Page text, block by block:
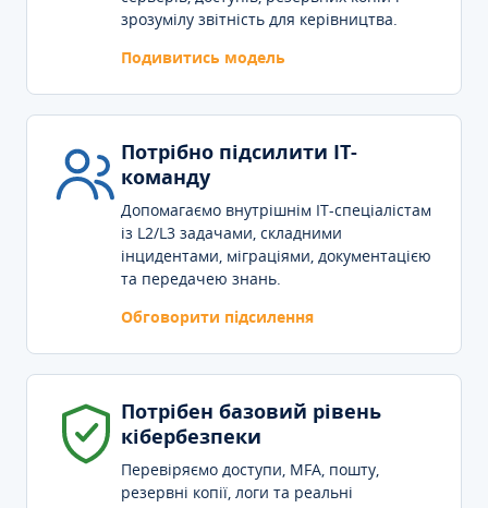
зрозумілу звітність для керівництва.
Подивитись модель
Потрібно підсилити IT-
команду
Допомагаємо внутрішнім IT-спеціалістам
із L2/L3 задачами, складними
інцидентами, міграціями, документацією
та передачею знань.
Обговорити підсилення
Потрібен базовий рівень
кібербезпеки
Перевіряємо доступи, MFA, пошту,
резервні копії, логи та реальні